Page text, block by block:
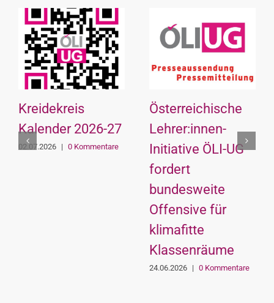
Kreidekreis
Kalender 2026-27
02.07.2026 | 0 Kommentare
Österreichische
Lehrer:innen-
Initiative ÖLI-UG
fordert
bundesweite
Offensive für
klimafitte
Klassenräume
24.06.2026 | 0 Kommentare